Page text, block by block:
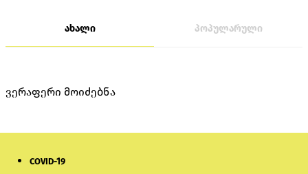
ახალი პოპულარული
ვერაფერი მოიძებნა
COVID-19